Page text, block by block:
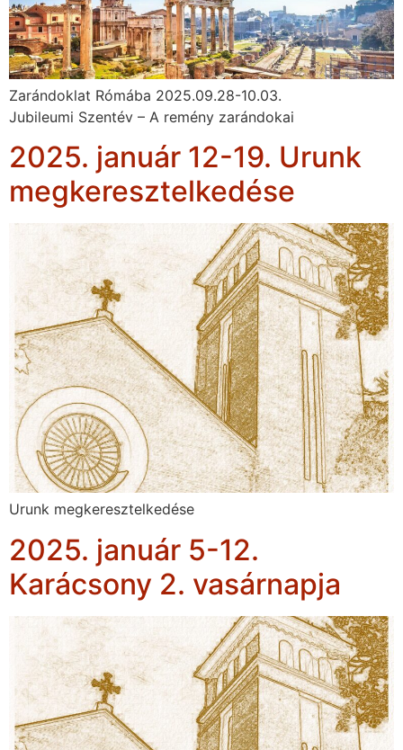
Zarándoklat Rómába 2025.09.28-10.03.
Jubileumi Szentév – A remény zarándokai
2025. január 12-19. Urunk
megkeresztelkedése
Urunk megkeresztelkedése
2025. január 5-12.
Karácsony 2. vasárnapja